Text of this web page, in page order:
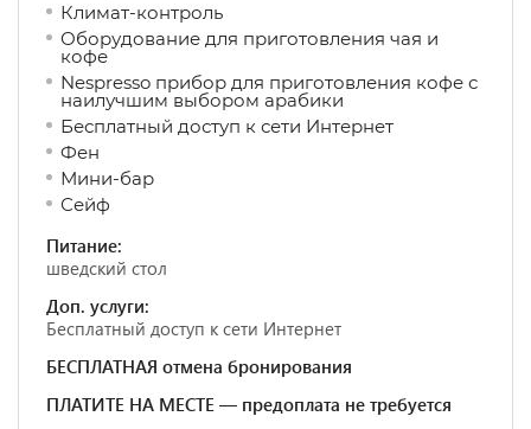
Климат-контроль
Оборудование для приготовления чая и
кофе
Nespresso прибор для приготовления кофе с
наилучшим выбором арабики
Бесплатный доступ к сети Интернет
Фен
Мини-бар
Сейф
Питание:
шведский стол
Доп. услуги:
Бесплатный доступ к сети Интернет
БЕСПЛАТНАЯ отмена бронирования
ПЛАТИТЕ НА МЕСТЕ — предоплата не требуется